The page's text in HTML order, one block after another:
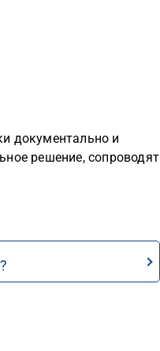
документально и
решение, сопроводят